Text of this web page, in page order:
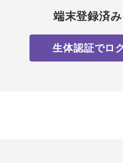
端末登録済
生体認証でロ